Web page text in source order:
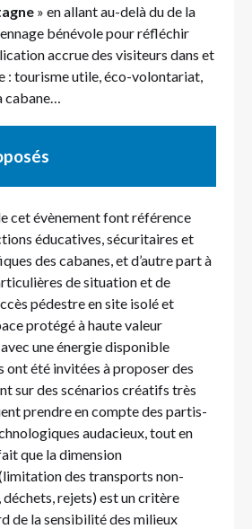
» en allant au-delà du de la
bénévole pour réfléchir
accrue des visiteurs dans et
: tourisme utile, éco-volontariat,
cabane…
cet évènement font référence
éducatives, sécuritaires et
des cabanes, et d’autre part à
de situation et de
pédestre en site isolé et
protégé à haute valeur
une énergie disponible
ont été invitées à proposer des
sur des scénarios créatifs très
prendre en compte des partis-
audacieux, tout en
que la dimension
des transports non-
rejets) est un critère
de la sensibilité des milieux